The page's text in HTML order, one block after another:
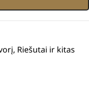
, Riešutai ir kitas